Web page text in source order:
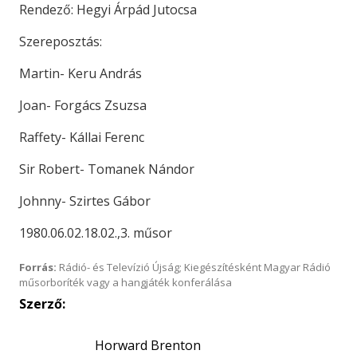
Rendező: Hegyi Árpád Jutocsa
Szereposztás:
Martin- Keru András
Joan- Forgács Zsuzsa
Raffety- Kállai Ferenc
Sir Robert- Tomanek Nándor
Johnny- Szirtes Gábor
1980.06.02.18.02.,3. műsor
Forrás: Rádió- és Televízió Újság; Kiegészítésként Magyar Rádió
műsorboríték vagy a hangjáték konferálása
Szerző:
Horward Brenton